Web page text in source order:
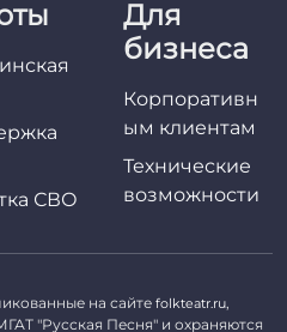
СВО
Для
бизнеса
Корпоративн
ым клиентам
Технические
возможности
на сайте folkteatr.ru,
"Русская Песня" и охраняются